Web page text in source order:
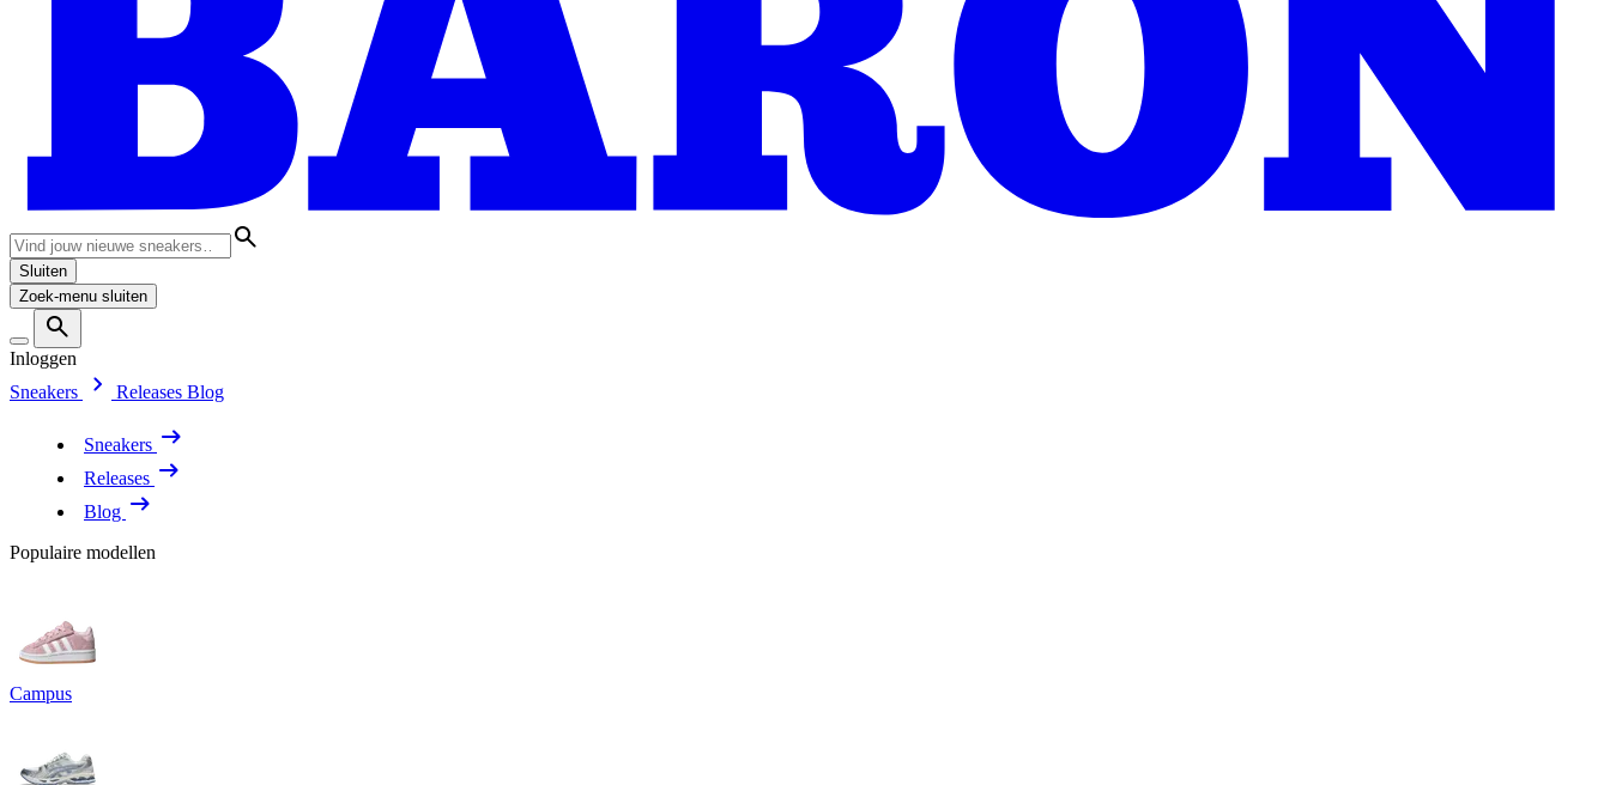
Sluiten
Zoek-menu sluiten
Inloggen
Sneakers
Releases Blog
Sneakers
Releases
Blog
Populaire modellen
Campus